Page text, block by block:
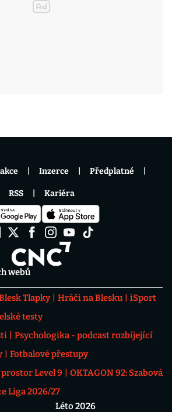
webů
Tlapky Hráči na Blesku
iSport
testy
Psychologika - podcast rozbíjející
Fotbalové přestupy
Level 9
OKTAGON 92: Szabová
Liga 2026/27
Léto 2026
Inzerce Předplatné
RSS Kariéra